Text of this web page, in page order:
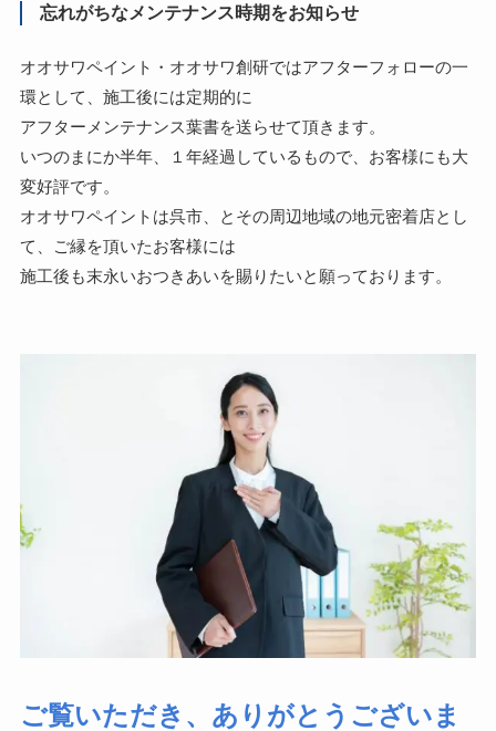
忘れがちなメンテナンス時期をお知らせ
オオサワペイント・オオサワ創研ではアフターフォローの一
環として、施工後には定期的に
アフターメンテナンス葉書を送らせて頂きます。
いつのまにか半年、１年経過しているもので、お客様にも大
変好評です。
オオサワペイントは呉市、とその周辺地域の地元密着店とし
て、ご縁を頂いたお客様には
施工後も末永いおつきあいを賜りたいと願っております。
ご覧いただき、ありがとうございま